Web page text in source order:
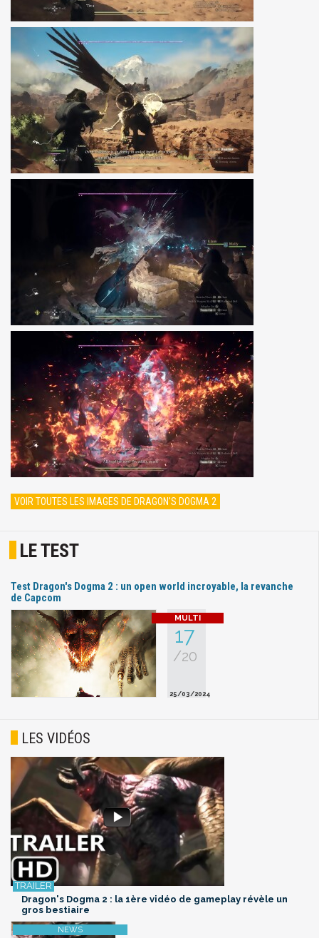
VOIR TOUTES LES IMAGES DE DRAGON'S DOGMA 2
LE TEST
Test Dragon's Dogma 2 : un open world incroyable, la revanche
de Capcom
17
/20
25/03/2024
LES VIDÉOS
Dragon's Dogma 2 : la 1ère vidéo de gameplay révèle un
gros bestiaire